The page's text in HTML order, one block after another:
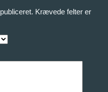
Krævede felter er